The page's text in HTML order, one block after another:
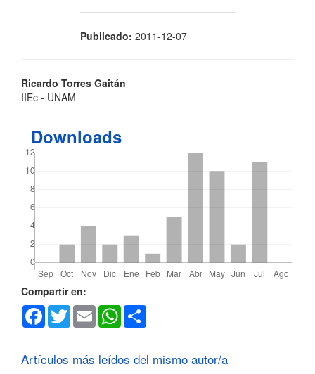
Publicado: 2011-12-07
Contenido
del
artículo
Ricardo Torres Gaitán
IIEc - UNAM
Downloads
Detalles
del
artículo
Compartir en:
Facebook
Twitter Email WhatsApp
Artículos más leídos del mismo autor/a